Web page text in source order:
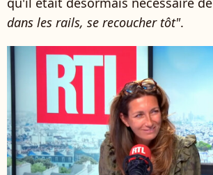
dans les rails, se recoucher tôt".